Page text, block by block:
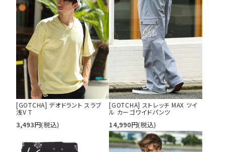
[GOTCHA] デオドラント スラブ
浅V T
3,493円(税込)
[GOTCHA] ストレッチ MAX ツイ
ル カーゴワイドパンツ
14,990円(税込)